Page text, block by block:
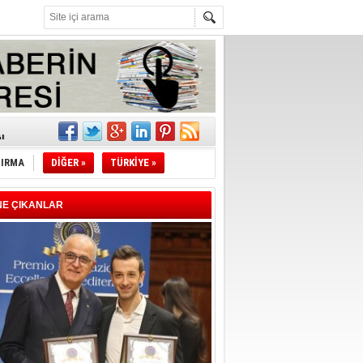
DİĞER » TÜRKİYE »
ÇIKANLAR